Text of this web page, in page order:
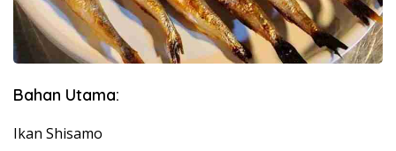
Bahan Utama:
Ikan Shisamo